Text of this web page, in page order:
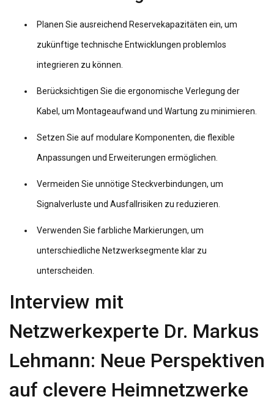
Planen Sie ausreichend Reservekapazitäten ein, um
zukünftige technische Entwicklungen problemlos
integrieren zu können.
Berücksichtigen Sie die ergonomische Verlegung der
Kabel, um Montageaufwand und Wartung zu minimieren.
Setzen Sie auf modulare Komponenten, die flexible
Anpassungen und Erweiterungen ermöglichen.
Vermeiden Sie unnötige Steckverbindungen, um
Signalverluste und Ausfallrisiken zu reduzieren.
Verwenden Sie farbliche Markierungen, um
unterschiedliche Netzwerksegmente klar zu
unterscheiden.
Interview mit
Netzwerkexperte Dr. Markus
Lehmann: Neue Perspektiven
auf clevere Heimnetzwerke